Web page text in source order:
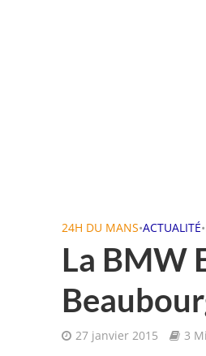
24H DU MANS•ACTUALITÉ•
La BMW
27 janvier 2015 3